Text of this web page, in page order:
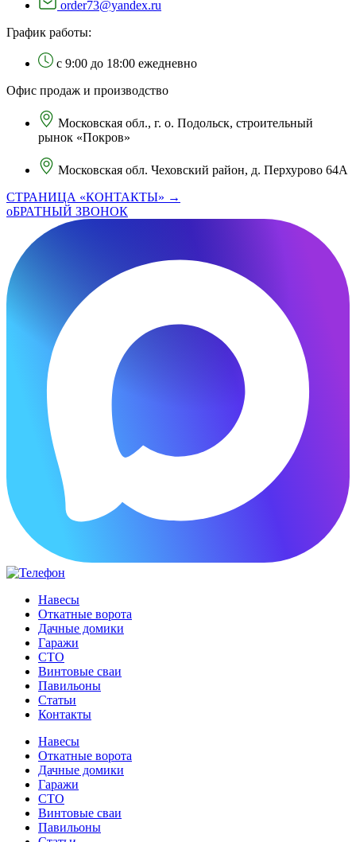
order73@yandex.ru
График работы:
с 9:00 до 18:00 ежедневно
Офис продаж и производство
Московская обл., г. о. Подольск, строительный
рынок «Покров»
Московская обл. Чеховский район, д. Перхурово 64А
СТРАНИЦА «КОНТАКТЫ» →
оБРАТНЫЙ ЗВОНОК
Навесы
Откатные ворота
Дачные домики
Гаражи
СТО
Винтовые сваи
Павильоны
Статьи
Контакты
Навесы
Откатные ворота
Дачные домики
Гаражи
СТО
Винтовые сваи
Павильоны